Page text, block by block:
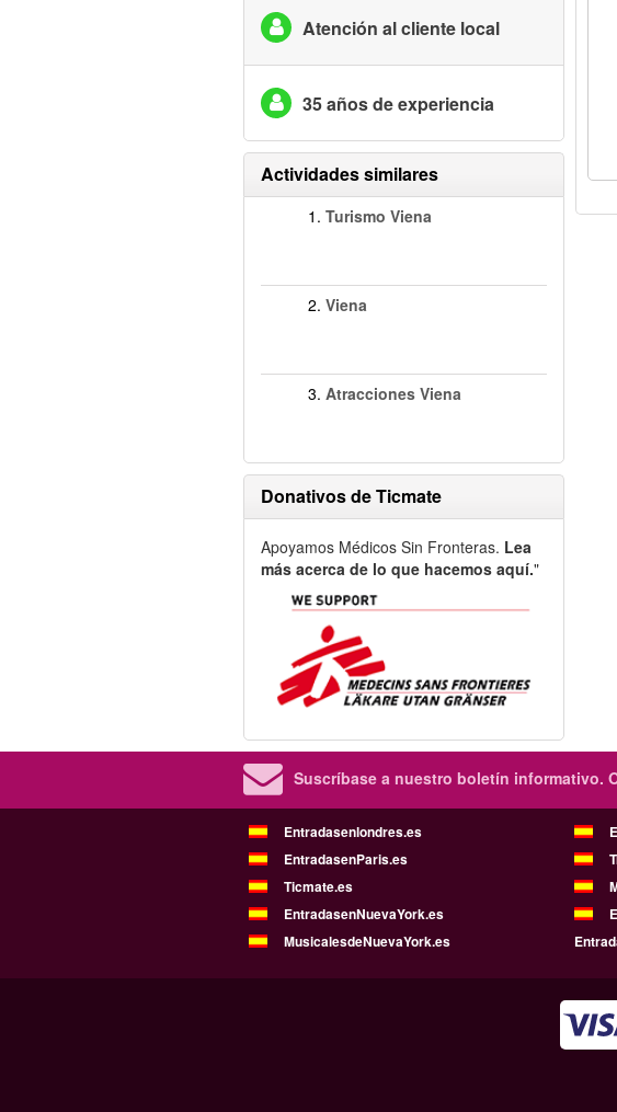
Atención al cliente local
35 años de experiencia
Actividades similares
1. Turismo Viena
2. Viena
3. Atracciones Viena
Donativos de Ticmate
Apoyamos Médicos Sin Fronteras. Lea
más acerca de lo que hacemos aquí."
Suscríbase a nuestro boletín informativo.
Entradasenlondres.es
EntradasenParis.es
Ticmate.es
EntradasenNuevaYork.es
MusicalesdeNuevaYork.es